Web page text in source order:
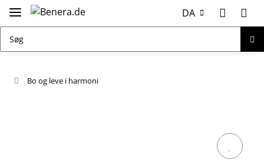
DA
Bo og leve i harmoni